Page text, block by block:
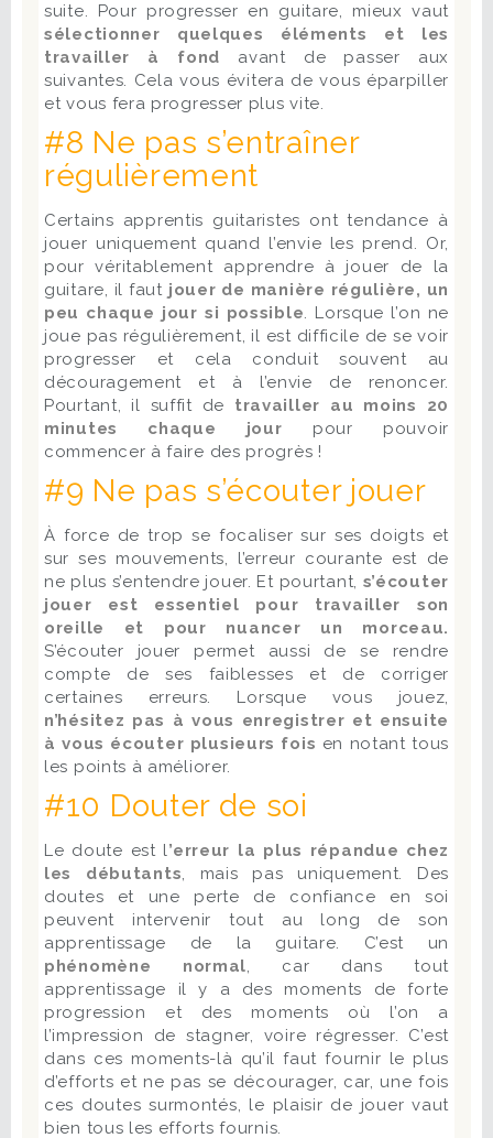
suite. Pour progresser en guitare, mieux vaut
sélectionner quelques éléments et les
travailler à fond avant de passer aux
suivantes. Cela vous évitera de vous éparpiller
et vous fera progresser plus vite.
#8 Ne pas s’entraîner
régulièrement
Certains apprentis guitaristes ont tendance à
jouer uniquement quand l’envie les prend. Or,
pour véritablement apprendre à jouer de la
guitare, il faut jouer de manière régulière, un
peu chaque jour si possible. Lorsque l’on ne
joue pas régulièrement, il est difficile de se voir
progresser et cela conduit souvent au
découragement et à l’envie de renoncer.
Pourtant, il suffit de travailler au moins 20
minutes chaque jour pour pouvoir
commencer à faire des progrès !
#9 Ne pas s’écouter jouer
À force de trop se focaliser sur ses doigts et
sur ses mouvements, l’erreur courante est de
ne plus s’entendre jouer. Et pourtant, s’écouter
jouer est essentiel pour travailler son
oreille et pour nuancer un morceau.
S’écouter jouer permet aussi de se rendre
compte de ses faiblesses et de corriger
certaines erreurs. Lorsque vous jouez,
n’hésitez pas à vous enregistrer et ensuite
à vous écouter plusieurs fois en notant tous
les points à améliorer.
#10 Douter de soi
Le doute est l’erreur la plus répandue chez
les débutants, mais pas uniquement. Des
doutes et une perte de confiance en soi
peuvent intervenir tout au long de son
apprentissage de la guitare. C’est un
phénomène normal, car dans tout
apprentissage il y a des moments de forte
progression et des moments où l’on a
l’impression de stagner, voire régresser. C’est
dans ces moments-là qu’il faut fournir le plus
d’efforts et ne pas se décourager, car, une fois
ces doutes surmontés, le plaisir de jouer vaut
bien tous les efforts fournis.